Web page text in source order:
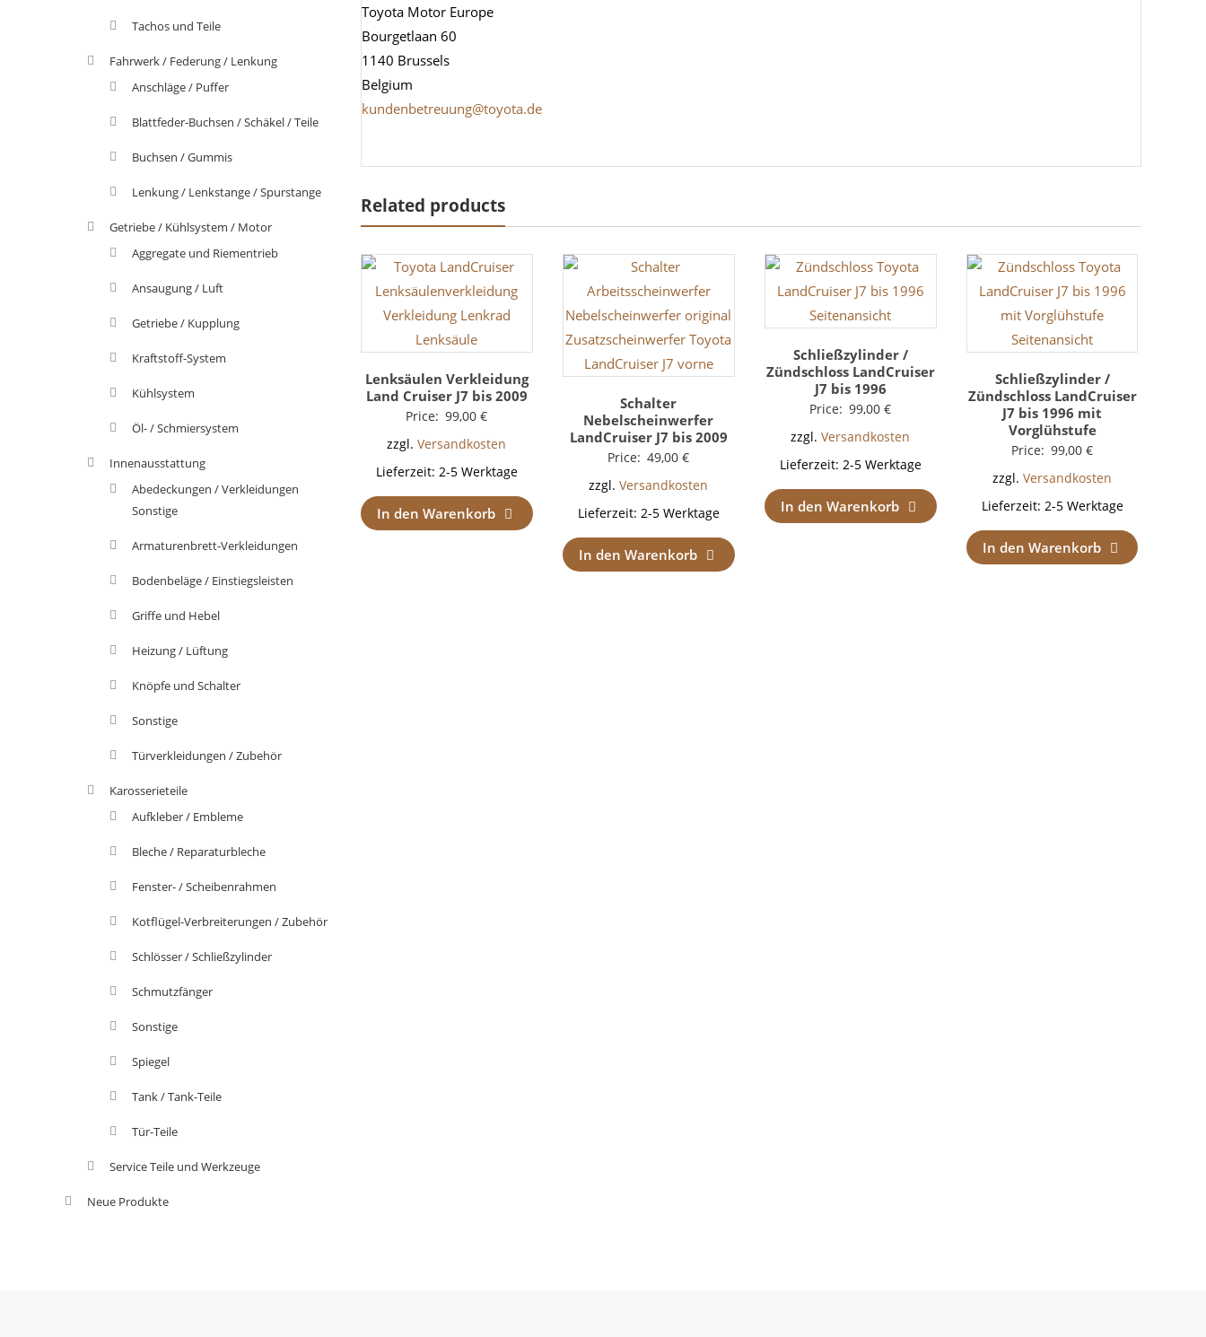
Toyota Motor Europe
Bourgetlaan 60
1140 Brussels
Belgium
kundenbetreuung@toyota.de
Related products
Lenksäulen Verkleidung
Land Cruiser J7 bis 2009
Price: 99,00€
zzgl.Versandkosten
Lieferzeit: 2-5 Werktage
In den Warenkorb
Schalter
Nebelscheinwerfer
LandCruiser J7 bis 2009
Price: 49,00€
zzgl.Versandkosten
Lieferzeit: 2-5 Werktage
In den Warenkorb
Schließzylinder /
Zündschloss LandCruiser
J7 bis 1996
Price: 99,00€
zzgl.Versandkosten
Lieferzeit: 2-5 Werktage
In den Warenkorb
Schließzylinder /
Zündschloss LandCruiser
J7 bis 1996 mit
Vorglühstufe
Price: 99,00€
zzgl.Versandkosten
Lieferzeit: 2-5 Werktage
In den Warenkorb
Tachos und Teile
Fahrwerk / Federung / Lenkung
Anschläge / Puffer
Blattfeder-Buchsen / Schäkel / Teile
Buchsen / Gummis
Lenkung / Lenkstange / Spurstange
Getriebe / Kühlsystem / Motor
Aggregate und Riementrieb
Ansaugung / Luft
Getriebe / Kupplung
Kraftstoff-System
Kühlsystem
Öl- / Schmiersystem
Innenausstattung
Abedeckungen / Verkleidungen
Sonstige
Armaturenbrett-Verkleidungen
Bodenbeläge / Einstiegsleisten
Griffe und Hebel
Heizung / Lüftung
Knöpfe und Schalter
Sonstige
Türverkleidungen / Zubehör
Karosserieteile
Aufkleber / Embleme
Bleche / Reparaturbleche
Fenster- / Scheibenrahmen
Kotflügel-Verbreiterungen / Zubehör
Schlösser / Schließzylinder
Schmutzfänger
Sonstige
Spiegel
Tank / Tank-Teile
Tür-Teile
Service Teile und Werkzeuge
Neue Produkte